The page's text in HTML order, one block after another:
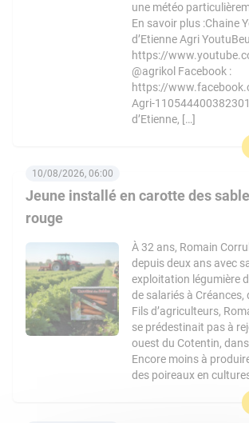
une météo
En savoir plus :Chaine
d’Etienne Agri
https://
@agrikol Facebook :
https://
Agri-
d’Etienne, […]
Jeune installé en carotte des
rouge
10/08/2026, 06:00
À 32 ans, Romain
depuis deux ans avec
exploitation légumière
de salariés à Créances,
Fils d’agriculteurs,
se prédestinait pas à
ouest du Cotentin,
Encore moins à
des poireaux en